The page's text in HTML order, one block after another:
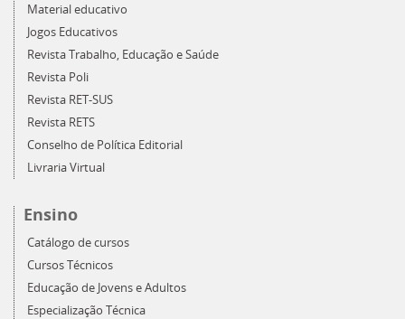
Material educativo
Jogos Educativos
Revista Trabalho, Educação e Saúde
Revista Poli
Revista RET-SUS
Revista RETS
Conselho de Política Editorial
Livraria Virtual
Ensino
Catálogo de cursos
Cursos Técnicos
Educação de Jovens e Adultos
Especialização Técnica